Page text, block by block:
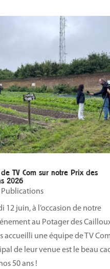
TV Com sur notre Prix des
2026
Publications
12 juin, à l’occasion de notre
au Potager des
accueilli une équipe de TV
de leur venue est le beau
50 ans !